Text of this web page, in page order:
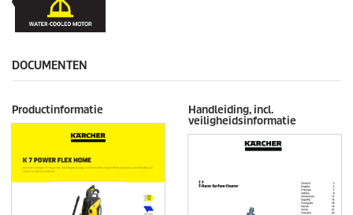
DOCUMENTEN
Productinformatie
Handleiding, incl.
veiligheidsinformatie